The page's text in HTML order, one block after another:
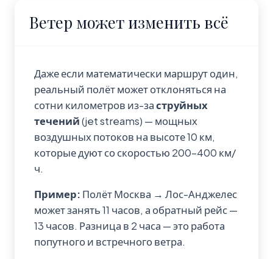
Ветер может изменить всё
Даже если математически маршрут один,
реальный полёт может отклоняться на
сотни километров из-заструйных
течений(jet streams) — мощных
воздушных потоков на высоте 10 км,
которые дуют со скоростью 200-400 км/
ч.
Пример: Полёт Москва → Лос-Анджелес
может занять 11 часов, а обратный рейс —
13 часов. Разница в 2 часа — это работа
попутного и встречного ветра.